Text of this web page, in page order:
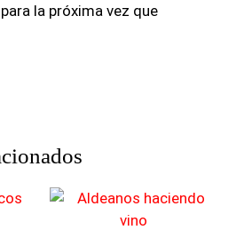
la próxima vez que